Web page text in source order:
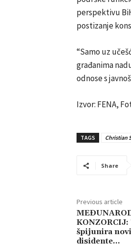
perspektivu
postizanje
“Samo uz
građanima
odnose s
Izvor: FENA,
TAGS Christian
Share
Previous article
špijunira
disidente…